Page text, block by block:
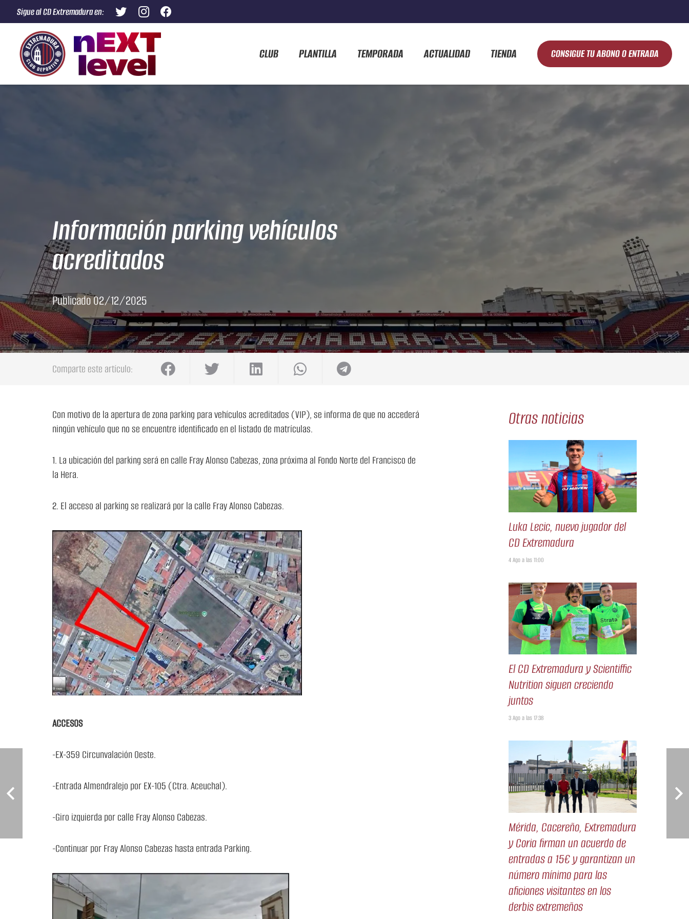
Sigue al CD Extremadura en:
CLUB PLANTILLA TEMPORADA ACTUALIDAD TIENDA CONSIGUE TU ABONO O ENTRADA
Información parking vehículos
acreditados
Publicado02/12/2025
Comparte este artículo:
Con motivo de la apertura de zona parking para vehículos acreditados (VIP), se informa de que no accederá
ningún vehículo que no se encuentre identificado en el listado de matrículas.
1. La ubicación del parking será en calle Fray Alonso Cabezas, zona próxima al Fondo Norte del Francisco de
la Hera.
2. El acceso al parking se realizará por la calle Fray Alonso Cabezas.
ACCESOS
-EX-359 Circunvalación Oeste.
-Entrada Almendralejo por EX-105 (Ctra. Aceuchal).
-Giro izquierda por calle Fray Alonso Cabezas.
-Continuar por Fray Alonso Cabezas hasta entrada Parking.
Otras noticias
Luka Lecic, nuevo jugador del
CD Extremadura
4 Ago a las 11:00
El CD Extremadura y Scientiffic
Nutrition siguen creciendo
juntos
3 Ago a las 17:38
Mérida, Cacereño, Extremadura
y Coria firman un acuerdo de
entradas a 15€ y garantizan un
número mínimo para las
aficiones visitantes en los
derbis extremeños